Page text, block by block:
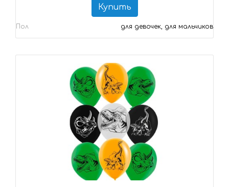
Купить
Пол для девочек, для мальчиков